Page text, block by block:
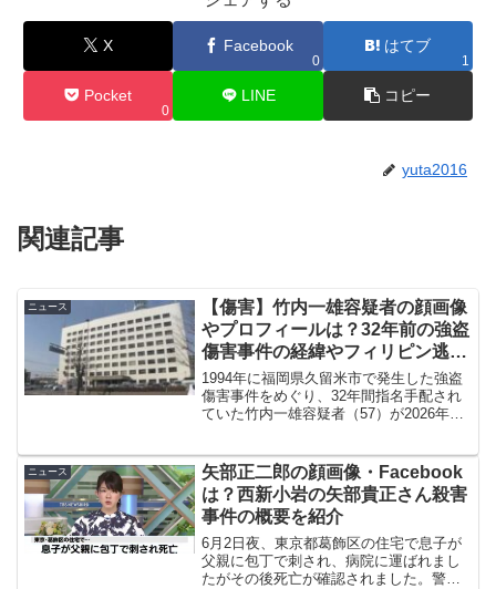
X Facebook
0
はてブ
1
Pocket
0
LINE コピー
yuta2016
関連記事
ニュース
【傷害】竹内一雄容疑者の顔画像
やプロフィールは？32年前の強盗
傷害事件の経緯やフィリピン逃亡
を調査
1994年に福岡県久留米市で発生した強盗
傷害事件をめぐり、32年間指名手配され
ていた竹内一雄容疑者（57）が2026年7
に海外へ逃亡し、2023年にフィリピン・
マニラ...
ニュース
矢部正二郎の顔画像・Facebook
は？西新小岩の矢部貴正さん殺害
事件の概要を紹介
6月2日夜、東京都葛飾区の住宅で息子が
父親に包丁で刺され、病院に運ばれまし
たがその後死亡が確認されました。警察